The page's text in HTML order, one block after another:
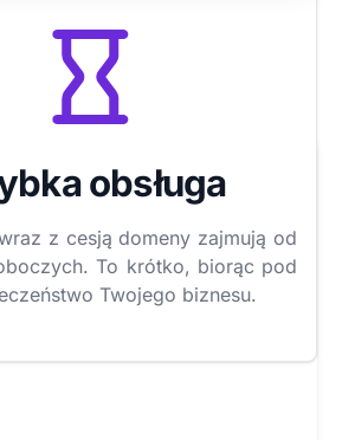
obsługa
z cesją domeny zajmują od
To krótko, biorąc pod
Twojego biznesu.